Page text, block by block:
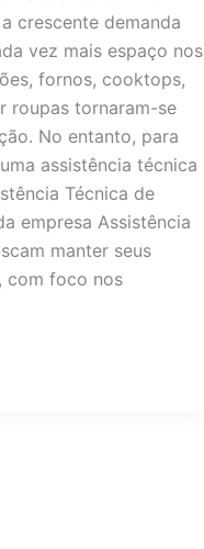
crescente demanda
vez mais espaço nos
fornos, cooktops,
roupas tornaram-se
No entanto, para
assistência técnica
Técnica de
empresa Assistência
manter seus
com foco nos